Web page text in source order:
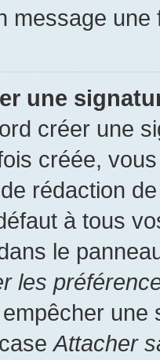
message une
une
créer une
créée,
rédaction
à tous
le
les
une
Attacher